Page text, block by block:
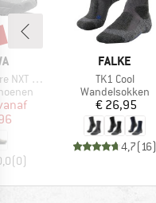
GTX
prijs
(0)
MERK
FALKE
Artikel
TK1 Cool
Productgroep
Wandelsokken
Prijs
€ 26,95
4,7(16)